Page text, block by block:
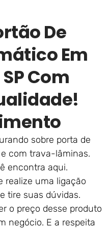
De
Em
Com
sobre porta de
com trava-lâminas.
encontra aqui.
realize uma ligação
tire suas dúvidas.
o preço desse produto
negócio. E a respeita